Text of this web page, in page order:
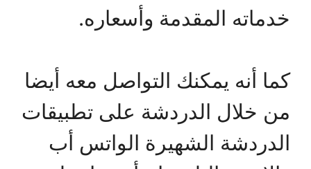
خدماته المقدمة وأسعاره.
كما أنه يمكنك التواصل معه أيضا
من خلال الدردشة على تطبيقات
الدردشة الشهيرة الواتس أب